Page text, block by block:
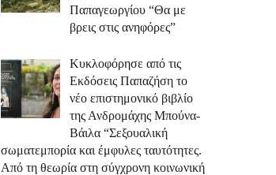
Παπαγεωργίου “Θα με
βρεις στις ανηφόρες”
Κυκλοφόρησε από τις
Εκδόσεις Παπαζήση το
νέο επιστημονικό βιβλίο
της Ανδρομάχης Μπούνα-
Βάιλα “Σεξουαλική
σωματεμπορία και έμφυλες ταυτότητες.
Από τη θεωρία στη σύγχρονη κοινωνική